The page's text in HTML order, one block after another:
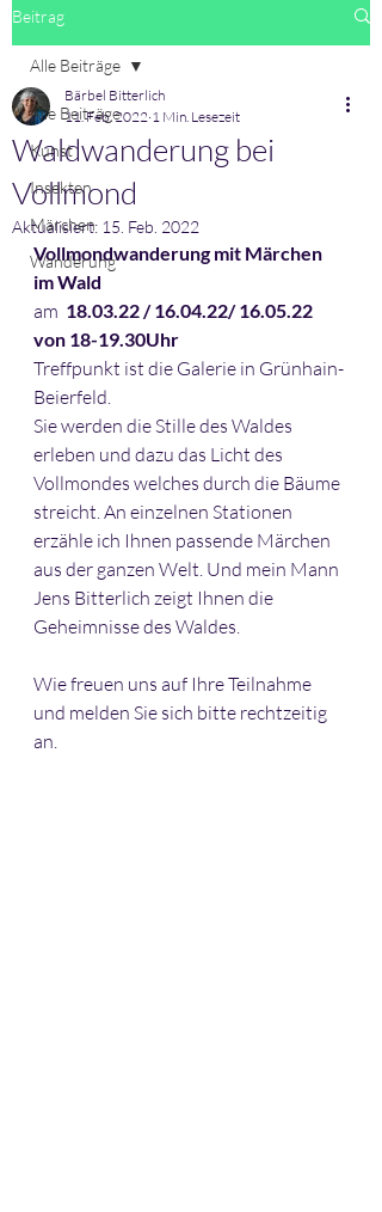
Beitrag
Alle Beiträge
Kunst
Insekten
Märchen
Wanderung
Alle Beiträge
Waldwanderung bei
Vollmond
Bärbel Bitterlich
11. Feb. 2022 1 Min. Lesezeit
Aktualisiert: 15. Feb. 2022
Vollmondwanderung mit Märchen
im Wald
am 18.03.22 / 16.04.22/ 16.05.22
von 18-19.30Uhr
Treffpunkt ist die Galerie in Grünhain-
Beierfeld.
Sie werden die Stille des Waldes
erleben und dazu das Licht des
Vollmondes welches durch die Bäume
streicht. An einzelnen Stationen
erzähle ich Ihnen passende Märchen
aus der ganzen Welt. Und mein Mann
Jens Bitterlich zeigt Ihnen die
Geheimnisse des Waldes.
Wie freuen uns auf Ihre Teilnahme
und melden Sie sich bitte rechtzeitig
an.